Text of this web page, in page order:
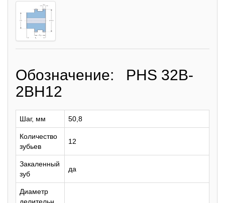
Обозначение: PHS 32B-
2BH12
Шаг, мм 50,8
Количество
зубьев
12
Закаленный
зуб
да
Диаметр